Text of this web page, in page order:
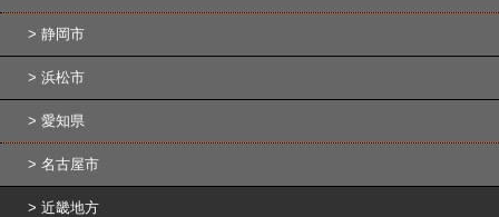
静岡市
浜松市
愛知県
名古屋市
近畿地方